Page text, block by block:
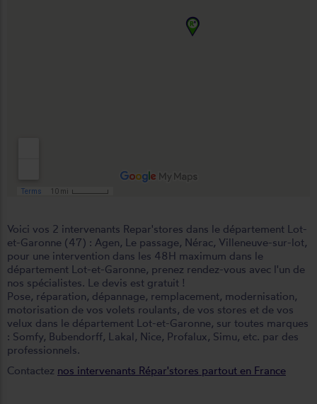
Voici vos 2 intervenants Repar'stores dans le département Lot-
et-Garonne (47) : Agen, Le passage, Nérac, Villeneuve-sur-lot,
pour une intervention dans les 48H maximum dans le
département Lot-et-Garonne, prenez rendez-vous avec l'un de
nos spécialistes. Le devis est gratuit !
Pose, réparation, dépannage, remplacement, modernisation,
motorisation de vos volets roulants, de vos stores et de vos
velux dans le département Lot-et-Garonne, sur toutes marques
: Somfy, Bubendorff, Lakal, Nice, Profalux, Simu, etc. par des
professionnels.
Contactez nos intervenants Répar'stores partout en France